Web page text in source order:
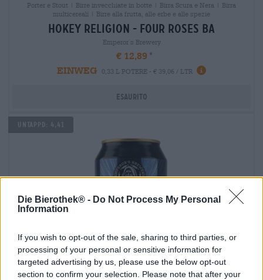
Die Bierothek® - Do Not Process My Personal
Information
If you wish to opt-out of the sale, sharing to third parties, or
processing of your personal or sensitive information for
targeted advertising by us, please use the below opt-out
section to confirm your selection. Please note that after your
Porter e Stout | Birre invecchiate in botte | Birra Scura e Nera | Birra
multicereali | Birre alla frutta, alle erbe e alle spezie
hokey religion - four roses ba
Emperor´s Brewery
€ 12,89
EINWEG
0,33 L POTERE - € 39,06 / LTR
Esaurito
Untappd: 4,41